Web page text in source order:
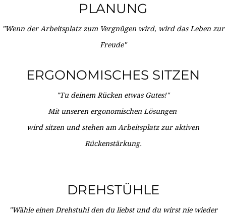
PLANUNG
"Wenn der Arbeitsplatz zum Vergnügen wird, wird das Leben zur
Freude"
ERGONOMISCHES SITZEN
"Tu deinem Rücken etwas Gutes!"
Mit unseren ergonomischen Lösungen
wird sitzen und stehen am Arbeitsplatz zur aktiven
Rückenstärkung.
DREHSTÜHLE
"Wähle einen Drehstuhl den du liebst und du wirst nie wieder